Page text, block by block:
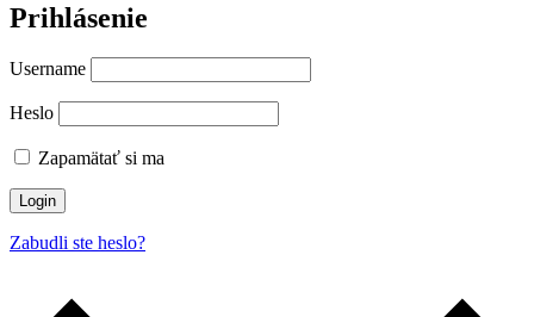
Prihlásenie
Username
Heslo
Zapamätať si ma
Login
Zabudli ste heslo?